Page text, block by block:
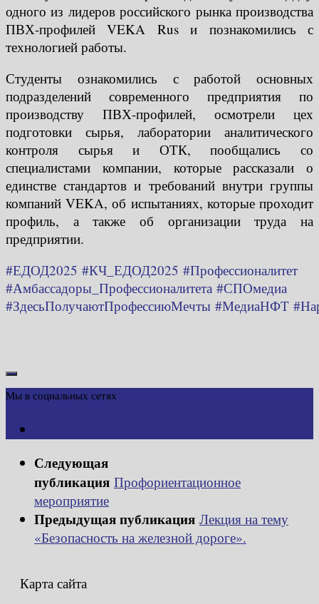
одного из лидеров российского рынка производства
ПВХ-профилей VEKA Rus и познакомились с
технологией работы.
Студенты ознакомились с работой основных
подразделений современного предприятия по
производству ПВХ-профилей, осмотрели цех
подготовки сырья, лаборатории аналитического
контроля сырья и ОТК, пообщались со
специалистами компании, которые рассказали о
единстве стандартов и требований внутри группы
компаний VEKA, об испытаниях, которые проходит
профиль, а также об организации труда на
предприятии.
#ЕДОД2025 #КЧ_ЕДОД2025 #Профессионалитет
#Амбассадоры_Профессионалитета #СПОмедиа
#ЗдесьПолучаютПрофессиюМечты #МедиаНФТ
Мы в социальных сетях
Следующая
публикация Профориентационное
мероприятие
Предыдущая публикация Лекция на тему
«Безопасность на железной дороге».
Карта сайта